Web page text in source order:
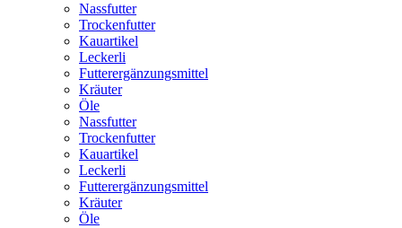
Nassfutter
Trockenfutter
Kauartikel
Leckerli
Futterergänzungsmittel
Kräuter
Öle
Nassfutter
Trockenfutter
Kauartikel
Leckerli
Futterergänzungsmittel
Kräuter
Öle